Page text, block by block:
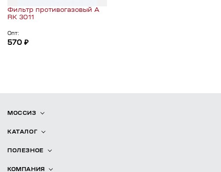
Фильтр противогазовый А
RK 3011
Опт:
570 ₽
МОССИЗ
КАТАЛОГ
ПОЛЕЗНОЕ
КОМПАНИЯ